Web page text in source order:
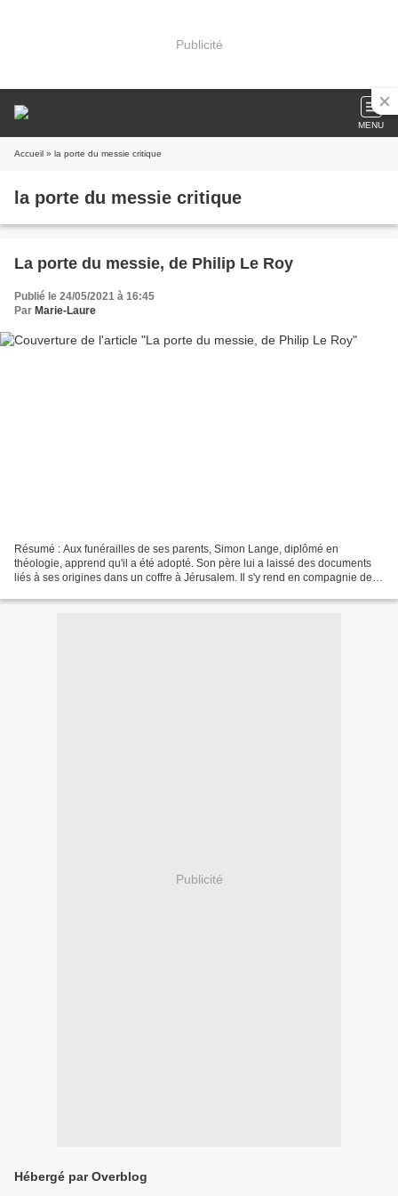
Publicité
MENU
Accueil » la porte du messie critique
la porte du messie critique
La porte du messie, de Philip Le Roy
Publié le 24/05/2021 à 16:45
Par Marie-Laure
Résumé : Aux funérailles de ses parents, Simon Lange, diplômé en
théologie, apprend qu'il a été adopté. Son père lui a laissé des documents
liés à ses origines dans un coffre à Jérusalem. Il s'y rend en compagnie de
Publicité
Hébergé par Overblog